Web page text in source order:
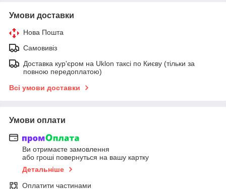
Умови доставки
Нова Пошта
Самовивіз
Доставка кур'єром на Uklon таксі по Києву (тільки за
повною передоплатою)
Всі умови доставки
Умови оплати
Ви отримаєте замовлення
або гроші повернуться на вашу картку
Детальніше
Оплатити частинами